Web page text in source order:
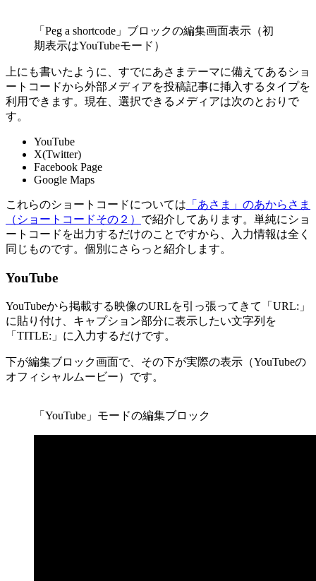
「Peg a shortcode」ブロックの編集画面表示（初
期表示はYouTubeモード）
上にも書いたように、すでにあさまテーマに備えてあるショ
ートコードから外部メディアを投稿記事に挿入するタイプを
利用できます。現在、選択できるメディアは次のとおりで
す。
YouTube
X(Twitter)
Facebook Page
Google Maps
これらのショートコードについては 「あさま」のあからさま
（ショートコードその２） で紹介してあります。単純にショ
ートコードを出力するだけのことですから、入力情報は全く
同じものです。個別にさらっと紹介します。
YouTube
YouTubeから掲載する映像のURLを引っ張ってきて「URL:」
に貼り付け、キャプション部分に表示したい文字列を
「TITLE:」に入力するだけです。
下が編集ブロック画面で、その下が実際の表示（YouTubeの
オフィシャルムービー）です。
「YouTube」モードの編集ブロック